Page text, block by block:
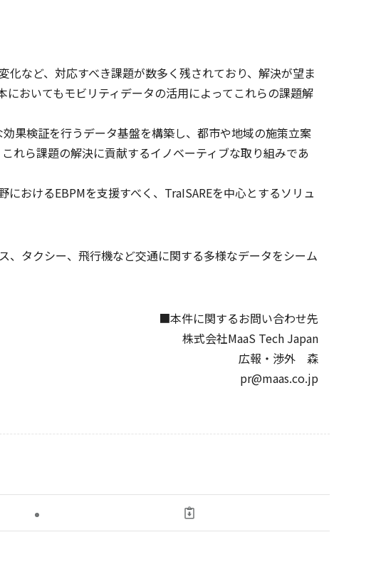
など、対応すべき課題が数多く残されており、解決が望ま
おいてもモビリティデータの活用によってこれらの課題解
果検証を行うデータ基盤を構築し、都市や地域の施策立案
れら課題の解決に貢献するイノベーティブな取り組みであ
おけるEBPMを支援すべく、TraISAREを中心とするソリュ
タクシー、飛行機など交通に関する多様なデータをシーム
■本件に関するお問い合わせ先
株式会社MaaS Tech Japan
広報・渉外 森
pr@maas.co.jp